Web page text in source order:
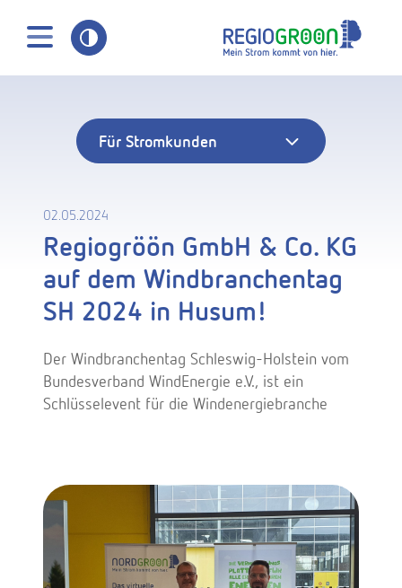
Für Stromkunden
02.05.2024
Regiogröön GmbH & Co. KG
auf dem Windbranchentag
SH 2024 in Husum!
Der Windbranchentag Schleswig-Holstein vom
Bundesverband WindEnergie e.V., ist ein
Schlüsselevent für die Windenergiebranche